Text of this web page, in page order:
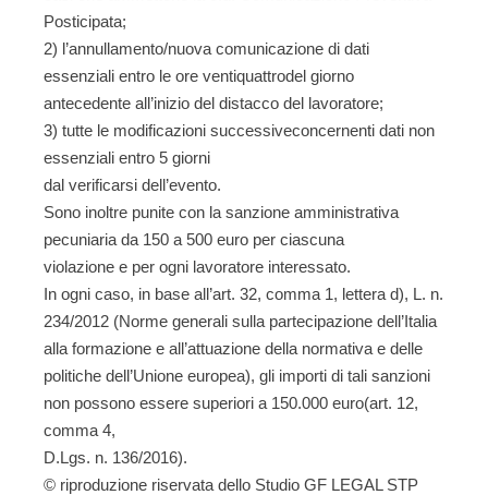
Posticipata;
2) l’annullamento/nuova comunicazione di dati
essenziali entro le ore ventiquattrodel giorno
antecedente all’inizio del distacco del lavoratore;
3) tutte le modificazioni successiveconcernenti dati non
essenziali entro 5 giorni
dal verificarsi dell’evento.
Sono inoltre punite con la sanzione amministrativa
pecuniaria da 150 a 500 euro per ciascuna
violazione e per ogni lavoratore interessato.
In ogni caso, in base all’art. 32, comma 1, lettera d), L. n.
234/2012 (Norme generali sulla partecipazione dell’Italia
alla formazione e all’attuazione della normativa e delle
politiche dell’Unione europea), gli importi di tali sanzioni
non possono essere superiori a 150.000 euro(art. 12,
comma 4,
D.Lgs. n. 136/2016).
© riproduzione riservata dello Studio GF LEGAL STP